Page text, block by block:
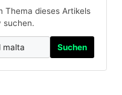
Thema dieses Artikels
suchen.
Suchen